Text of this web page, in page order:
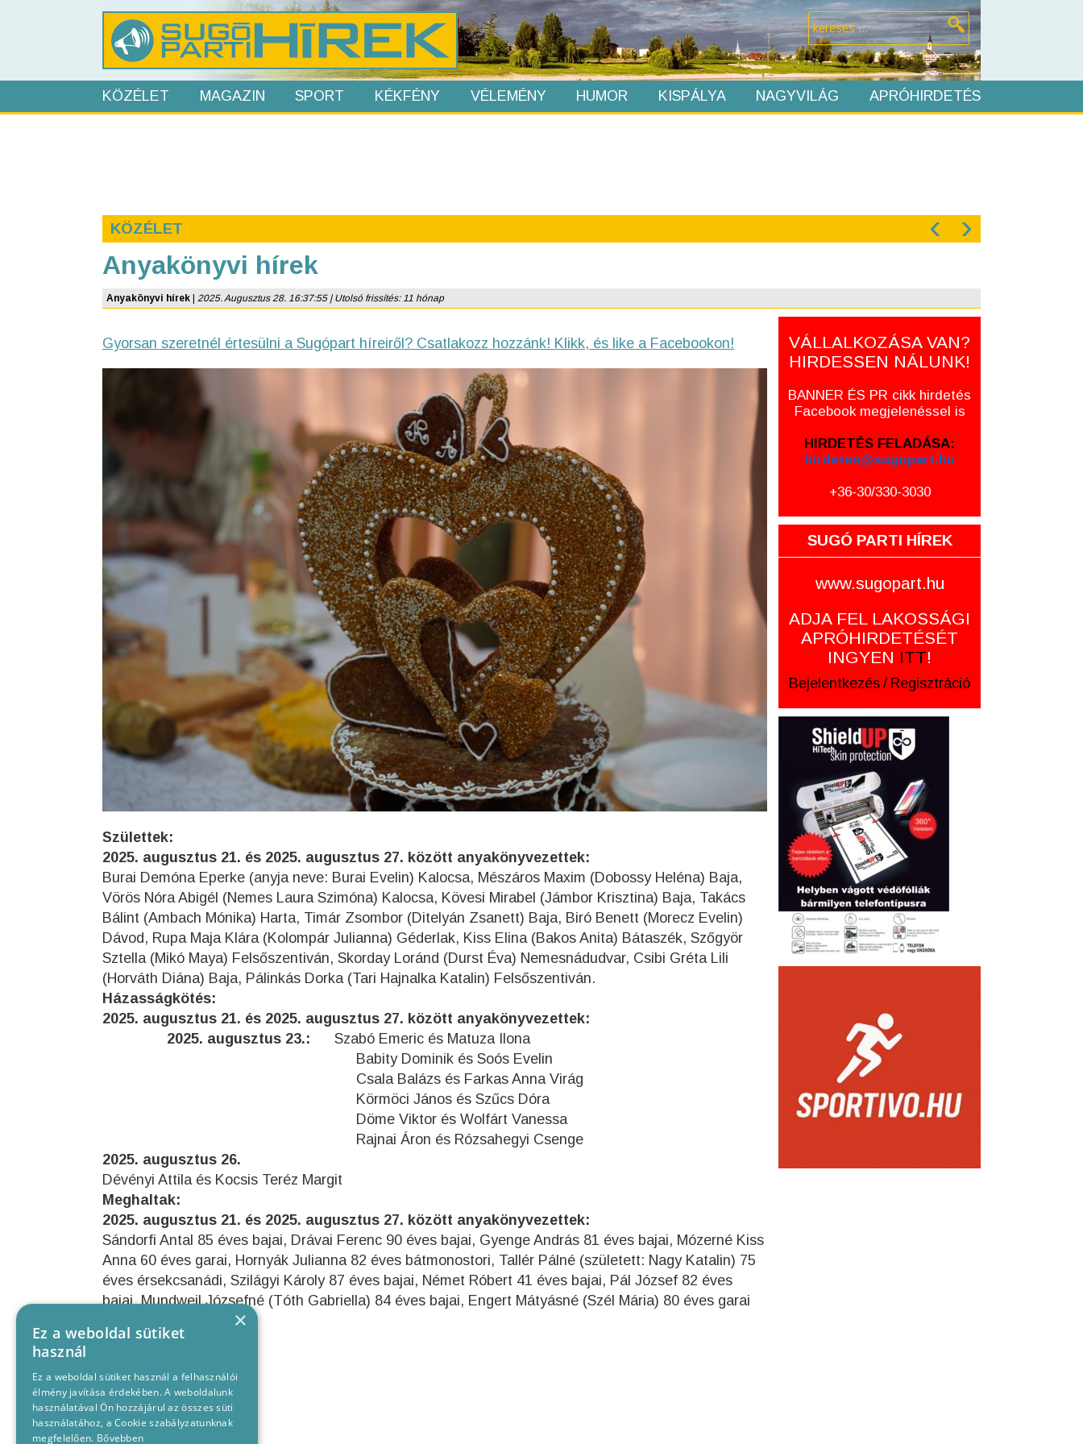
KÖZÉLET MAGAZIN SPORT KÉKFÉNY VÉLEMÉNY HUMOR KISPÁLYA NAGYVILÁG APRÓHIRDETÉS
KÖZÉLET ‹ ›
Anyakönyvi hírek
Anyakönyvi hírek 2025. Augusztus 28. 16:37:55 | Utolsó frissítés: 11 hónap
Gyorsan szeretnél értesülni a Sugópart híreiről? Csatlakozz hozzánk! Klikk, és like a Facebookon!
Születtek:
2025. augusztus 21. és 2025. augusztus 27. között anyakönyvezettek:
Burai Demóna Eperke (anyja neve: Burai Evelin) Kalocsa, Mészáros Maxim (Dobossy Heléna) Baja,
Vörös Nóra Abigél (Nemes Laura Szimóna) Kalocsa, Kövesi Mirabel (Jámbor Krisztina) Baja, Takács
Bálint (Ambach Mónika) Harta, Timár Zsombor (Ditelyán Zsanett) Baja, Biró Benett (Morecz Evelin)
Dávod, Rupa Maja Klára (Kolompár Julianna) Géderlak, Kiss Elina (Bakos Anita) Bátaszék, Szőgyör
Sztella (Mikó Maya) Felsőszentiván, Skorday Loránd (Durst Éva) Nemesnádudvar, Csibi Gréta Lili
(Horváth Diána) Baja, Pálinkás Dorka (Tari Hajnalka Katalin) Felsőszentiván.
Házasságkötés:
2025. augusztus 21. és 2025. augusztus 27. között anyakönyvezettek:
2025. augusztus 23.: Szabó Emeric és Matuza Ilona
Babity Dominik és Soós Evelin
Csala Balázs és Farkas Anna Virág
Körmöci János és Szűcs Dóra
Döme Viktor és Wolfárt Vanessa
Rajnai Áron és Rózsahegyi Csenge
2025. augusztus 26.
Dévényi Attila és Kocsis Teréz Margit
Meghaltak:
2025. augusztus 21. és 2025. augusztus 27. között anyakönyvezettek:
Sándorfi Antal 85 éves bajai, Drávai Ferenc 90 éves bajai, Gyenge András 81 éves bajai, Mózerné Kiss
Anna 60 éves garai, Hornyák Julianna 82 éves bátmonostori, Tallér Pálné (született: Nagy Katalin) 75
éves érsekcsanádi, Szilágyi Károly 87 éves bajai, Német Róbert 41 éves bajai, Pál József 82 éves
bajai, Mundweil Józsefné (Tóth Gabriella) 84 éves bajai, Engert Mátyásné (Szél Mária) 80 éves garai
VÁLLALKOZÁSA VAN?
HIRDESSEN NÁLUNK!
BANNER ÉS PR cikk hirdetés
Facebook megjelenéssel is
HIRDETÉS FELADÁSA:
hirdetes@sugopart.hu
+36-30/330-3030
SUGÓ PARTI HÍREK
www.sugopart.hu
ADJA FEL LAKOSSÁGI
APRÓHIRDETÉSÉT
INGYEN ITT!
Bejelentkezés / Regisztráció
×
Ez a weboldal sütiket
használ
Ez a weboldal sütiket használ a felhasználói
élmény javítása érdekében. A weboldalunk
használatával Ön hozzájárul az összes süti
használatához, a Cookie szabályzatunknak
megfelelően. Bővebben